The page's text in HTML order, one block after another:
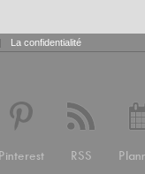
| La confidentialité
Pinterest RSS